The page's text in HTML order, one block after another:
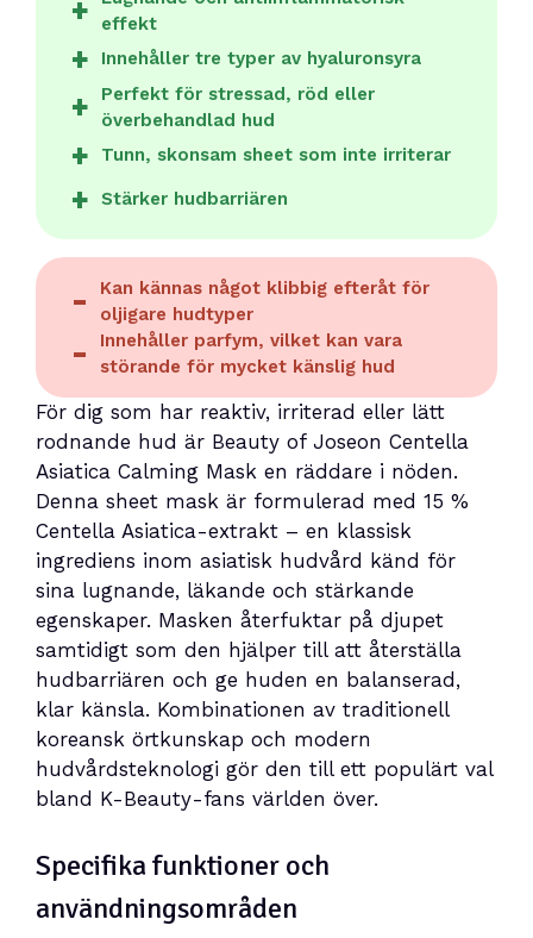
effekt
Innehåller tre typer av hyaluronsyra
Perfekt för stressad, röd eller
överbehandlad hud
Tunn, skonsam sheet som inte irriterar
Stärker hudbarriären
Kan kännas något klibbig efteråt för
oljigare hudtyper
Innehåller parfym, vilket kan vara
störande för mycket känslig hud
För dig som har reaktiv, irriterad eller lätt
rodnande hud är Beauty of Joseon Centella
Asiatica Calming Mask en räddare i nöden.
Denna sheet mask är formulerad med 15 %
Centella Asiatica-extrakt – en klassisk
ingrediens inom asiatisk hudvård känd för
sina lugnande, läkande och stärkande
egenskaper. Masken återfuktar på djupet
samtidigt som den hjälper till att återställa
hudbarriären och ge huden en balanserad,
klar känsla. Kombinationen av traditionell
koreansk örtkunskap och modern
hudvårdsteknologi gör den till ett populärt val
bland K-Beauty-fans världen över.
Specifika funktioner och
användningsområden